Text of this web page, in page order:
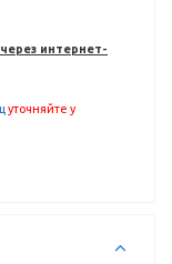
интернет-
уточняйте у